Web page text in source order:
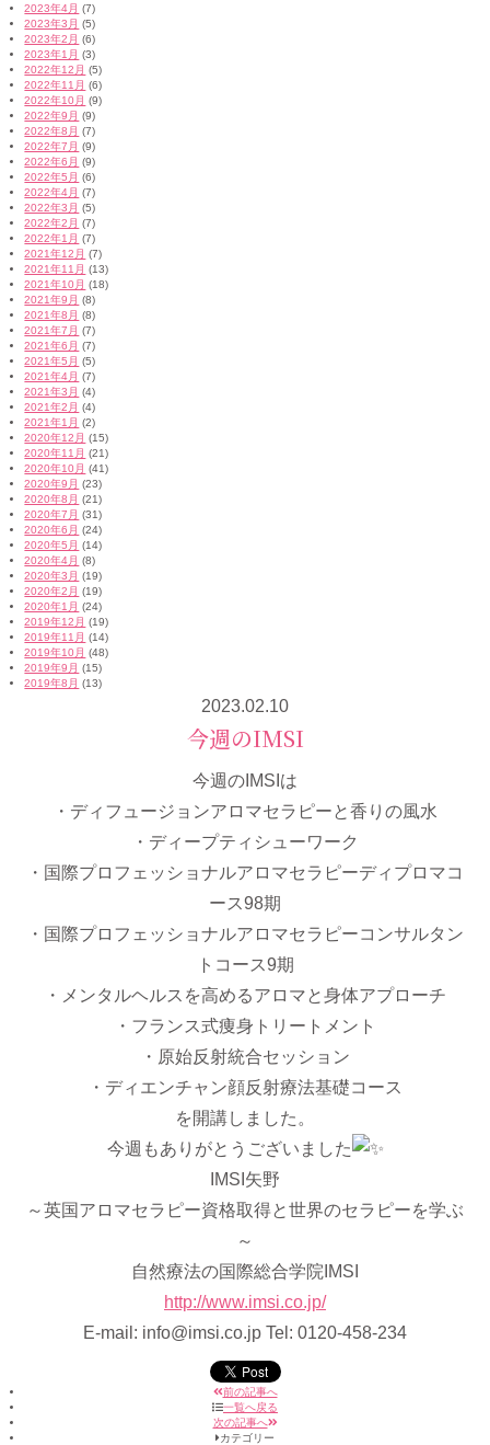
2023年4月 (7)
2023年3月 (5)
2023年2月 (6)
2023年1月 (3)
2022年12月 (5)
2022年11月 (6)
2022年10月 (9)
2022年9月 (9)
2022年8月 (7)
2022年7月 (9)
2022年6月 (9)
2022年5月 (6)
2022年4月 (7)
2022年3月 (5)
2022年2月 (7)
2022年1月 (7)
2021年12月 (7)
2021年11月 (13)
2021年10月 (18)
2021年9月 (8)
2021年8月 (8)
2021年7月 (7)
2021年6月 (7)
2021年5月 (5)
2021年4月 (7)
2021年3月 (4)
2021年2月 (4)
2021年1月 (2)
2020年12月 (15)
2020年11月 (21)
2020年10月 (41)
2020年9月 (23)
2020年8月 (21)
2020年7月 (31)
2020年6月 (24)
2020年5月 (14)
2020年4月 (8)
2020年3月 (19)
2020年2月 (19)
2020年1月 (24)
2019年12月 (19)
2019年11月 (14)
2019年10月 (48)
2019年9月 (15)
2019年8月 (13)
2023.02.10
今週のIMSI
今週のIMSIは
・ディフュージョンアロマセラピーと香りの風水
・ディープティシューワーク
・国際プロフェッショナルアロマセラピーディプロマコ
ース98期
・国際プロフェッショナルアロマセラピーコンサルタン
トコース9期
・メンタルヘルスを高めるアロマと身体アプローチ
・フランス式痩身トリートメント
・原始反射統合セッション
・ディエンチャン顔反射療法基礎コース
を開講しました。
今週もありがとうございました
IMSI矢野
～英国アロマセラピー資格取得と世界のセラピーを学ぶ
～
自然療法の国際総合学院IMSI
http://www.imsi.co.jp/
E-mail: info@imsi.co.jp Tel: 0120-458-234
前の記事へ
一覧へ戻る
次の記事へ
カテゴリー